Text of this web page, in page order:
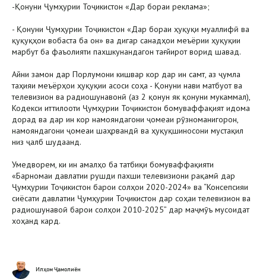
-Қонуни Ҷумҳурии Тоҷикистон «Дар бораи реклама»;
- Қонуни Ҷумҳурии Тоҷикистон «Дар бораи ҳуқуқи муаллифӣ ва
қуқуқҳои вобаста ба он» ва дигар санадҳои меъёрии ҳуқуқии
марбут ба фаъолияти пахшкунандагон тағйирот ворид шавад.
Айни замон дар Порлумони кишвар кор дар ин самт, аз ҷумла
таҳияи меъёрҳои ҳуқуқии асоси соҳа - Қонуни нави матбуот ва
телевизион ва радиошунавонӣ (аз 2 қонун як қонуни мукаммал),
Кодекси иттилооти Ҷумҳурии Тоҷикистон бомуваффақият идома
дорад ва дар ин кор намояндагони ҷомеаи рӯзноманигорон,
намояндагони ҷомеаи шаҳрвандӣ ва ҳуқуқшиносони мустақил
низ ҷалб шудаанд.
Умедворем, ки ин амалҳо ба татбиқи бомуваффақияти
«Барномаи давлатии рушди пахши телевизиони рақамӣ дар
Ҷумҳурии Тоҷикистон барои солҳои 2020-2024» ва “Консепсияи
сиёсати давлатии Ҷумҳурии Тоҷикистон дар соҳаи телевизион ва
радиошунавоӣ барои солҳои 2010-2025” дар маҷмӯъ мусоидат
хоҳанд кард.
Илҳом Ҷамолиён